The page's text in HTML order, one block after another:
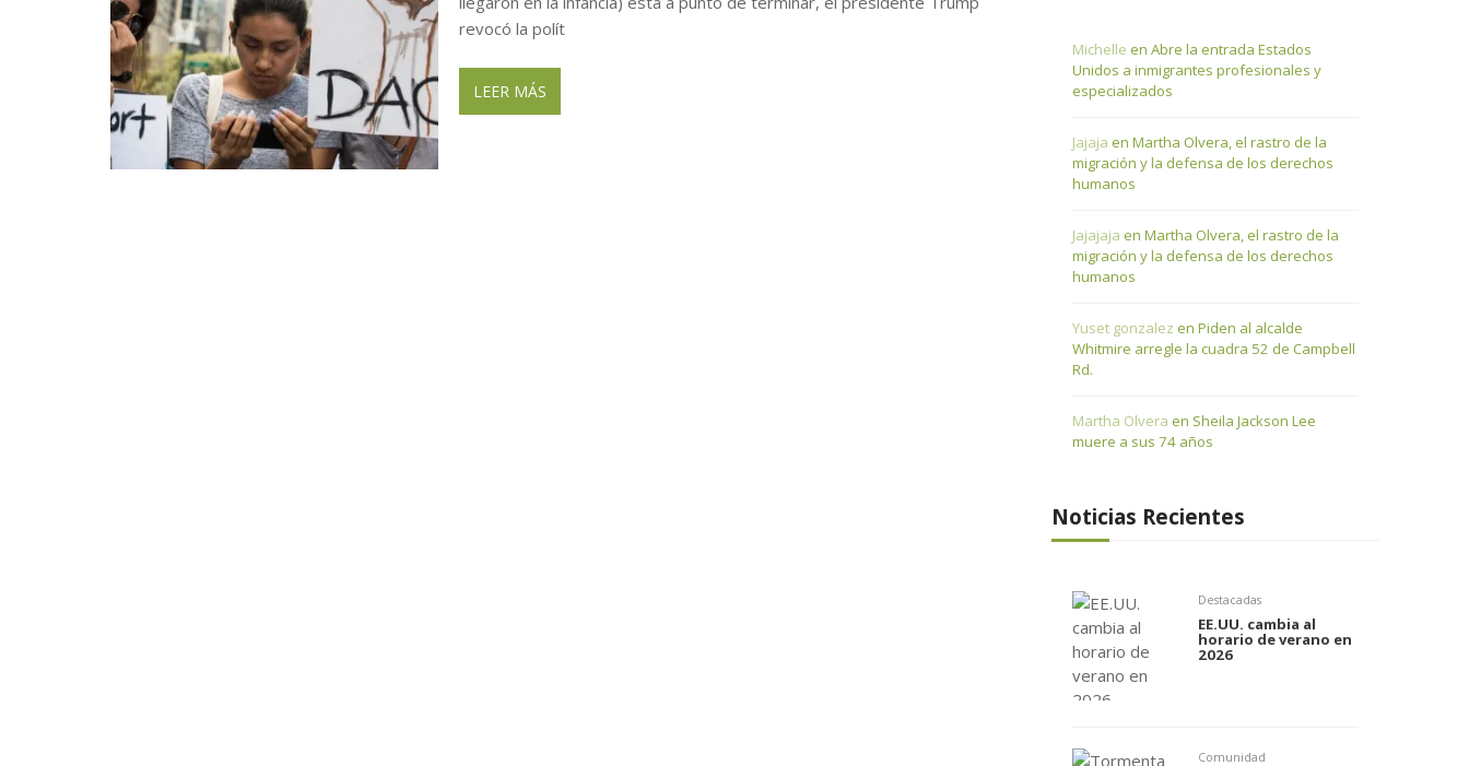
revocó la polít
LEER MÁS
Michelle en Abre la entrada Estados
Unidos a inmigrantes profesionales y
especializados
Jajaja en Martha Olvera, el rastro de la
migración y la defensa de los derechos
humanos
Jajajaja en Martha Olvera, el rastro de la
migración y la defensa de los derechos
humanos
Yuset gonzalez en Piden al alcalde
Whitmire arregle la cuadra 52 de Campbell
Rd.
Martha Olvera en Sheila Jackson Lee
muere a sus 74 años
Noticias Recientes
Destacadas
EE.UU. cambia al
horario de verano en
2026
Comunidad